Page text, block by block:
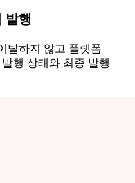
발행
탈하지 않고 플랫폼
행 상태와 최종 발행